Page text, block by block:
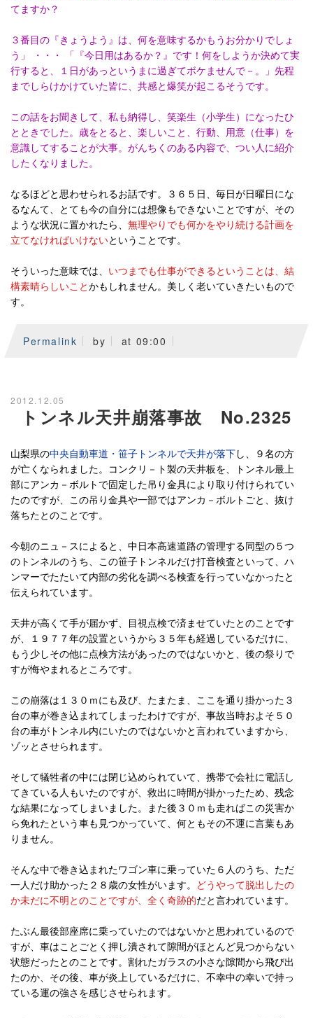
てますか？
３番目の『きょうよう』は、何を意味するかもうお分かりでしょ
う」 ・・・ 「『今日用はあるか？』です！何をしようか決めて実
行すると、１日があっというまに過ぎてボケませんで－。」先程
までしらけかけていた皆に、共感と爆笑が起こるそうです。
この話をお聞きして、私も納得し、笑楽生（小学生）になったひ
とときでした。歳をとると、楽しいこと、行動、用意（仕事）を
意識してすることが大事。がんちくのある内容で、つい人に紹介
したくなりました。
なるほどと思わせられるお話です。３６５日、毎日が日曜日にな
るなんて、とても今の自分には想像もできないことですが、その
ような状況に置かれたら、 無理やりでも何かをやり続ける計画を
立てなければいけないということです。
そういった意味では、 いつまでも仕事ができるということは、結
構素晴らしいこと かもしれません。美しく老いていきたいもので
す。
Permalink by at 09:00
2012.12.05
トンネル天井崩落事故 No.2325
山梨県の中央自動車道・笹子トンネルで天井が落下 し、９名の方
が亡くなられました。コンクリ－ト製の天井板を、トンネル最上
部にアンカ－ボルトで固定した吊り金具により取り付けられてい
たのですが、この吊り金具や一部ではアンカ－ボルトごと、抜け
落ちたとのことです。
今朝のニュ－スによると、中日本高速道路の管理する同型の５つ
のトンネルのうち、この笹子トンネルだけ打音検査といって、ハ
ンマーでたたいて内部の劣化を調べる検査を行っていなかったと
伝えられています。
天井が高くて手が届かず、目視点検で済ませていたとのことです
が、１９７７年の設置というから３５年も経過しているだけに、
もう少しその他に点検方法があったのではないかと、後の祭りで
すが悔やまれるところです。
この崩落は１３０ｍにも及び、たまたま、ここを通り掛かった３
台の車が巻き込まれてしまったわけですが、事故当時およそ５０
台の車がトンネル内にいたのではないかと言われていますから、
ゾッとさせられます。
そして犠牲者の中には閉じ込められていて、携帯で会社に電話し
てきている人もいたのですが、救出に時間が掛かったため、残念
な結果になってしまいました。また後３０ｍも走ればこの災害か
ら免れたという車も見つかっていて、何ともその不運に言葉もあ
りません。
そんな中で巻き込まれたワゴン車に乗っていた６人のうち、ただ
一人だけ助かった２８歳の女性がいます。
どうやって脱出したの
か未だに不明とのことですが、全く奇跡的だと言われています。
たぶん最後部座席に乗っていたのではないかと思われているので
すが、車はことごとく押し潰されて隙間がほとんど見つからない
状態だったとのことです。割れたガラスの小さな隙間から飛び出
たのか、その後、車が炎上しているだけに、不幸中の幸いで持っ
ている運の強さを感じさせられます。